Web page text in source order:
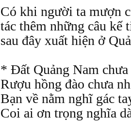
Có khi người ta mượn
tác thêm những câu kế
sau đây xuất hiện ở
* Đất Quảng Nam chưa
Rượu hồng đào chưa
Bạn về nằm nghĩ gác
Coi ai ơn trọng nghĩa